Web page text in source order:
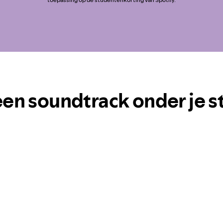
soundtrack onder je